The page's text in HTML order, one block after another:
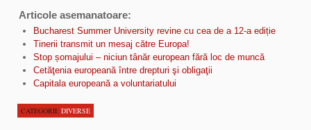
Articole asemanatoare:
Bucharest Summer University revine cu cea de a 12-a ediție
Tinerii transmit un mesaj către Europa!
Stop șomajului – niciun tânăr european fără loc de muncă
Cetăţenia europeană între drepturi şi obligaţii
Capitala europeană a voluntariatului
CATEGORII: DIVERSE